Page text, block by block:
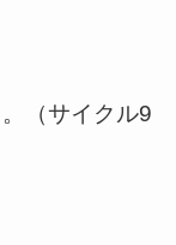
（サイクル9